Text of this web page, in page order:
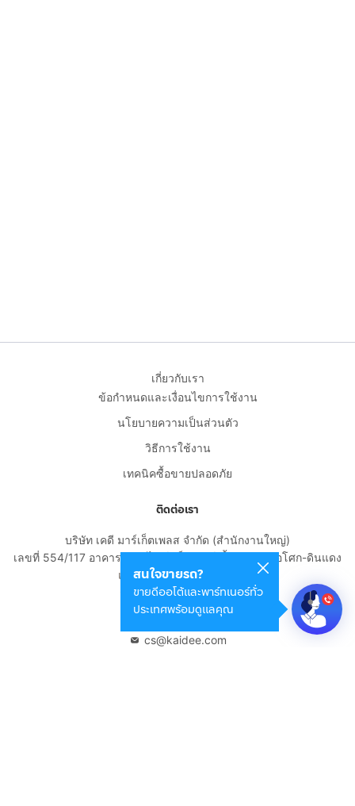
สนใจขายรถ?
ขายดีออโต้และพาร์ทเนอร์ทั่ว
ประเทศพร้อมดูแลคุณ
เกี่ยวกับเรา
ข้อกำหนดและเงื่อนไขการใช้งาน
นโยบายความเป็นส่วนตัว
วิธีการใช้งาน
เทคนิคซื้อขายปลอดภัย
ติดต่อเรา
บริษัท เคดี มาร์เก็ตเพลส จำกัด (สำนักงานใหญ่)
เลขที่ 554/117 อาคารสกายไนน์ เซ็นเตอร์ ชั้น 22 ถนนอโศก-ดินแดง
แขวงดินแดง เขตดินแดง
กรุงเทพมหานคร 10400
cs@kaidee.com